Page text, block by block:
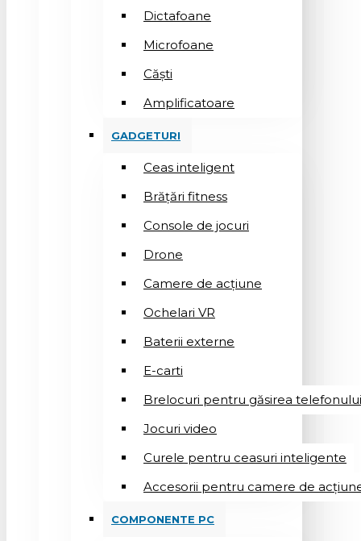
Dictafoane
Microfoane
Căşti
Amplificatoare
GADGETURI
Ceas inteligent
Brățări fitness
Console de jocuri
Drone
Camere de acțiune
Ochelari VR
Baterii externe
E-carti
Brelocuri pentru găsirea telefonului
Jocuri video
Curele pentru ceasuri inteligente
Accesorii pentru camere de
COMPONENTE PC